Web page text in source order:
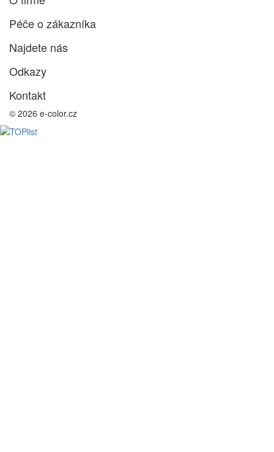
Péče o zákazníka
Najdete nás
Odkazy
Kontakt
© 2026 e-color.cz